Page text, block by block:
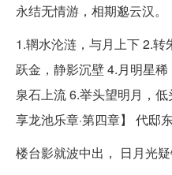
永结无情游，相期邈云汉。
1.辋水沦涟，与月上下 2.
跃金，静影沉壁 4.月明星
泉石上流 6.举头望明月，
享龙池乐章·第四章】 代邸
楼台影就波中出， 日月光疑